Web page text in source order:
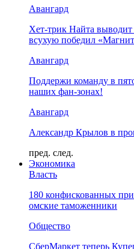
Авангард
Хет-трик Найта
всухую победил
Авангард
Поддержи команду в
наших фан-зонах!
Авангард
Александр Крылов в
пред. след.
Экономика
Власть
180 конфискованных
омские таможенники
Общество
СберМаркет теперь